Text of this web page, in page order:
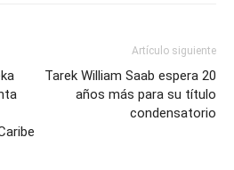
Artículo siguiente
Tarek William Saab espera 20
años más para su título
condensatorio